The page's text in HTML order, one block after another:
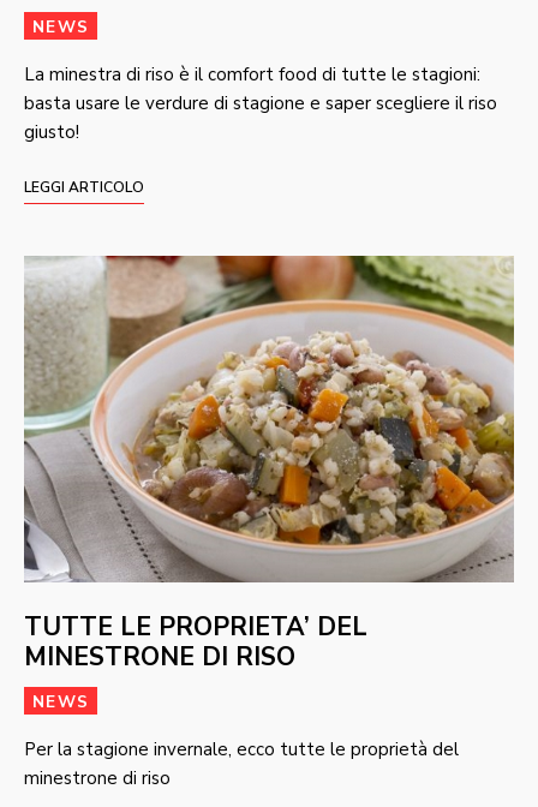
NEWS
La minestra di riso è il comfort food di tutte le stagioni:
basta usare le verdure di stagione e saper scegliere il riso
giusto!
LEGGI ARTICOLO
TUTTE LE PROPRIETA’ DEL
MINESTRONE DI RISO
NEWS
Per la stagione invernale, ecco tutte le proprietà del
minestrone di riso